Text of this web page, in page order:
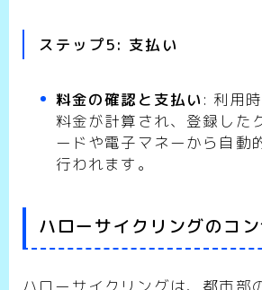
ステップ5: 支払い
料金の確認と支払い : 利用
料金が計算され、登録した
ードや電子マネーから自動
行われます。
ハローサイクリングのコ